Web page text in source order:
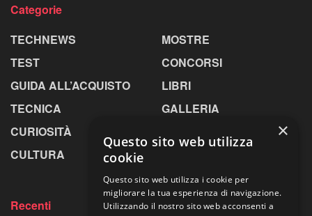
Categorie
TECHNEWS
TEST
GUIDA ALL’ACQUISTO
TECNICA
CURIOSITÀ
CULTURA
MOSTRE
CONCORSI
LIBRI
GALLERIA
Recenti
×
Questo sito web utilizza
cookie
Questo sito web utilizza i cookie per
migliorare la tua esperienza di navigazione.
Utilizzando il nostro sito web acconsenti a